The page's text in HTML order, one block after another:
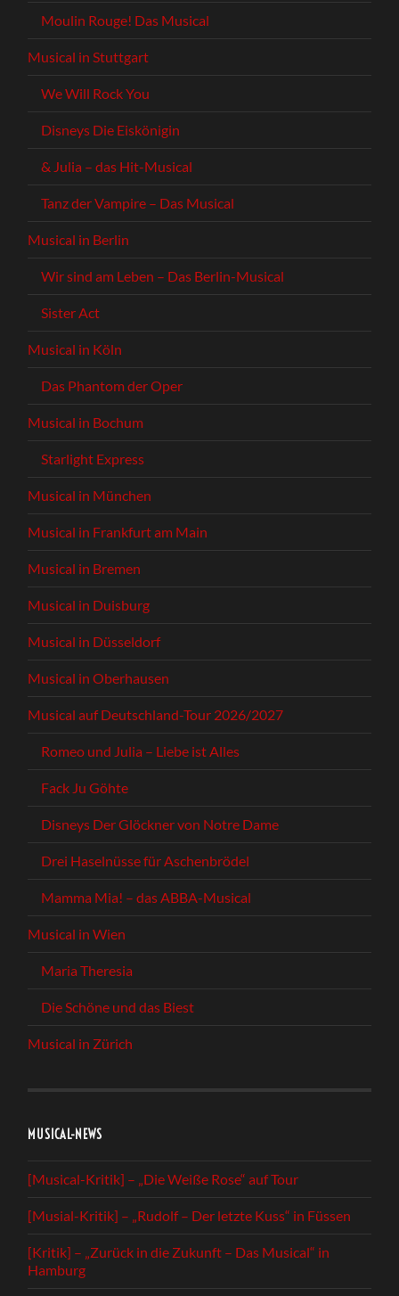
Moulin Rouge! Das Musical
Musical in Stuttgart
We Will Rock You
Disneys Die Eiskönigin
& Julia – das Hit-Musical
Tanz der Vampire – Das Musical
Musical in Berlin
Wir sind am Leben – Das Berlin-Musical
Sister Act
Musical in Köln
Das Phantom der Oper
Musical in Bochum
Starlight Express
Musical in München
Musical in Frankfurt am Main
Musical in Bremen
Musical in Duisburg
Musical in Düsseldorf
Musical in Oberhausen
Musical auf Deutschland-Tour 2026/2027
Romeo und Julia – Liebe ist Alles
Fack Ju Göhte
Disneys Der Glöckner von Notre Dame
Drei Haselnüsse für Aschenbrödel
Mamma Mia! – das ABBA-Musical
Musical in Wien
Maria Theresia
Die Schöne und das Biest
Musical in Zürich
MUSICAL-NEWS
[Musical-Kritik] – „Die Weiße Rose“ auf Tour
[Musial-Kritik] – „Rudolf – Der letzte Kuss“ in Füssen
[Kritik] – „Zurück in die Zukunft – Das Musical“ in
Hamburg